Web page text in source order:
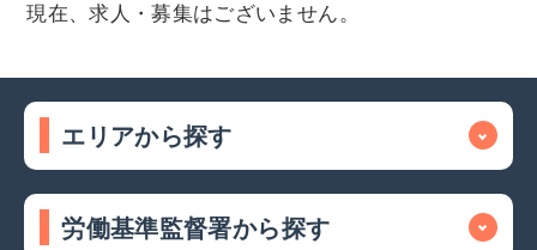
現在、求人・募集はございません。
エリアから探す
労働基準監督署から探す